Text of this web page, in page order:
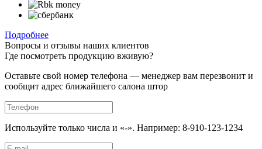
Подробнее
Вопросы и отзывы наших клиентов
Где посмотреть продукцию вживую?
Оставьте свой номер телефона — менеджер вам перезвонит и
сообщит адрес ближайшего салона штор
Используйте только числа и «-». Например: 8-910-123-1234